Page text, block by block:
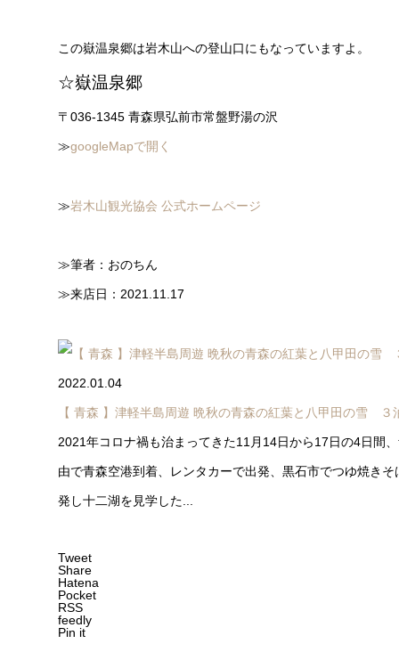
この嶽温泉郷は岩木山への登山口にもなっていますよ。
☆嶽温泉郷
〒036-1345 青森県弘前市常盤野湯の沢
≫googleMapで開く
≫岩木山観光協会 公式ホームページ
≫筆者：おのちん
≫来店日：2021.11.17
2022.01.04
【 青森 】津軽半島周遊 晩秋の青森の紅葉と八甲田の雪 ３
2021年コロナ禍も治まってきた11月14日から17日の4日間
由で青森空港到着、レンタカーで出発、黒石市でつゆ焼き
発し十二湖を見学した...
Tweet
Share
Hatena
Pocket
RSS
feedly
Pin it